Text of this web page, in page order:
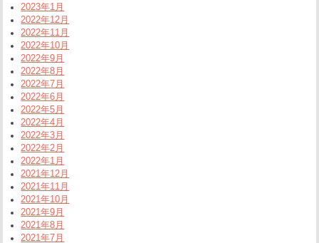
2023年1月
2022年12月
2022年11月
2022年10月
2022年9月
2022年8月
2022年7月
2022年6月
2022年5月
2022年4月
2022年3月
2022年2月
2022年1月
2021年12月
2021年11月
2021年10月
2021年9月
2021年8月
2021年7月